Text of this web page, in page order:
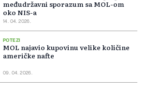
međudržavni sporazum sa MOL-om
oko NIS-a
14. 04. 2026.
POTEZI
MOL najavio kupovinu velike količine
američke nafte
09. 04. 2026.